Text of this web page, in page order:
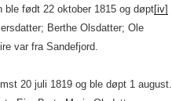
ble født 22 oktober 1815 og døpt[iv]
Berthe Olsdatter; Ole
var fra Sandefjord.
20 juli 1819 og ble døpt 1 august.